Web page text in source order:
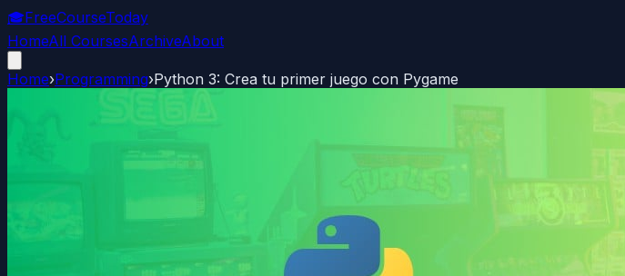
🎓FreeCourseToday
HomeAll CoursesArchiveAbout
Home›Programming›Python 3: Crea tu primer juego con Pygame